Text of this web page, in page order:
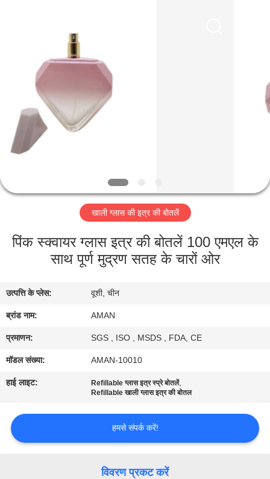
उत्पादों
वीडियो
वीआर
शो
हमारे
कारखाना
दौरा
गुणवत्ता
हमसे
खाली ग्लास की इत्र की बोतलें
पिंक स्क्वायर ग्लास इत्र की बोतलें 100 एमएल के
साथ पूर्ण मुद्रण सतह के चारों ओर
उत्पत्ति के प्लेस: वूशी, चीन
ब्रांड नाम: AMAN
प्रमाणन: SGS , ISO , MSDS , FDA, CE
मॉडल संख्या: AMAN-10010
हाई लाइट: Refillable ग्लास इत्र स्प्रे बोतलें,
Refillable खाली ग्लास इत्र की बोतल
हमसे संपर्क करें!
विवरण प्रकट करें